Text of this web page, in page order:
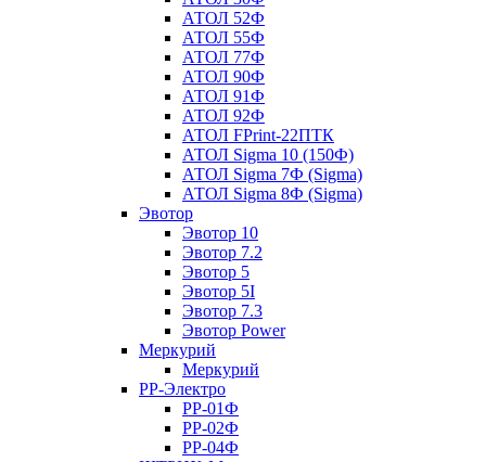
АТОЛ 52Ф
АТОЛ 55Ф
АТОЛ 77Ф
АТОЛ 90Ф
АТОЛ 91Ф
АТОЛ 92Ф
АТОЛ FPrint-22ПТК
АТОЛ Sigma 10 (150Ф)
АТОЛ Sigma 7Ф (Sigma)
АТОЛ Sigma 8Ф (Sigma)
Эвотор
Эвотор 10
Эвотор 7.2
Эвотор 5
Эвотор 5I
Эвотор 7.3
Эвотор Power
Меркурий
Меркурий
РР-Электро
РР-01Ф
РР-02Ф
РР-04Ф